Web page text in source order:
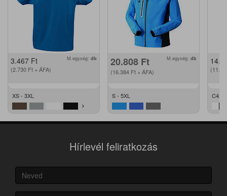
3.467 Ft
(2.730 Ft + ÁFA)
M.egység: db
XS - 3XL
20.808 Ft
(16.384 Ft + ÁFA)
M.egység: db
S - 5XL C42 -
Hírlevél feliratkozás